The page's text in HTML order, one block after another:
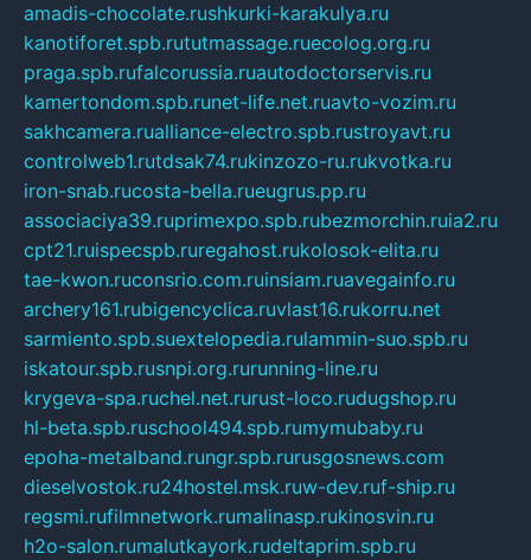
amadis-chocolate.rushkurki-karakulya.ru
kanotiforet.spb.rututmassage.ruecolog.org.ru
praga.spb.rufalcorussia.ruautodoctorservis.ru
kamertondom.spb.runet-life.net.ruavto-vozim.ru
sakhcamera.rualliance-electro.spb.rustroyavt.ru
controlweb1.rutdsak74.rukinzozo-ru.rukvotka.ru
iron-snab.rucosta-bella.rueugrus.pp.ru
associaciya39.ruprimexpo.spb.rubezmorchin.ruia2.ru
cpt21.ruispecspb.ruregahost.rukolosok-elita.ru
tae-kwon.ruconsrio.com.ruinsiam.ruavegainfo.ru
archery161.rubigencyclica.ruvlast16.rukorru.net
sarmiento.spb.suextelopedia.rulammin-suo.spb.ru
iskatour.spb.rusnpi.org.rurunning-line.ru
krygeva-spa.ruchel.net.rurust-loco.rudugshop.ru
hl-beta.spb.ruschool494.spb.rumymubaby.ru
epoha-metalband.rungr.spb.rurusgosnews.com
dieselvostok.ru24hostel.msk.ruw-dev.ruf-ship.ru
regsmi.rufilmnetwork.rumalinasp.rukinosvin.ru
h2o-salon.rumalutkayork.rudeltaprim.spb.ru